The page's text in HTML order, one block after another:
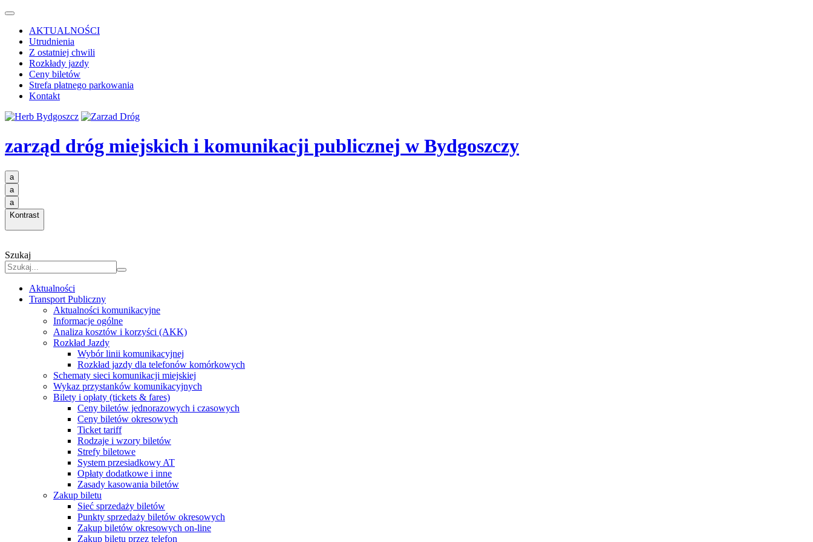
AKTUALNOŚCI
Utrudnienia
Z ostatniej chwili
Rozkłady jazdy
Ceny biletów
Strefa płatnego parkowania
Kontakt
zarząd dróg miejskich i komunikacji publicznej w Bydgoszczy
a
a
a
Kontrast
Szukaj
Aktualności
Transport Publiczny
Aktualności komunikacyjne
Informacje ogólne
Analiza kosztów i korzyści (AKK)
Rozkład Jazdy
Wybór linii komunikacyjnej
Rozkład jazdy dla telefonów komórkowych
Schematy sieci komunikacji miejskiej
Wykaz przystanków komunikacyjnych
Bilety i opłaty (tickets & fares)
Ceny biletów jednorazowych i czasowych
Ceny biletów okresowych
Ticket tariff
Rodzaje i wzory biletów
Strefy biletowe
System przesiadkowy AT
Opłaty dodatkowe i inne
Zasady kasowania biletów
Zakup biletu
Sieć sprzedaży biletów
Punkty sprzedaży biletów okresowych
Zakup biletów okresowych on-line
Zakup biletu przez telefon